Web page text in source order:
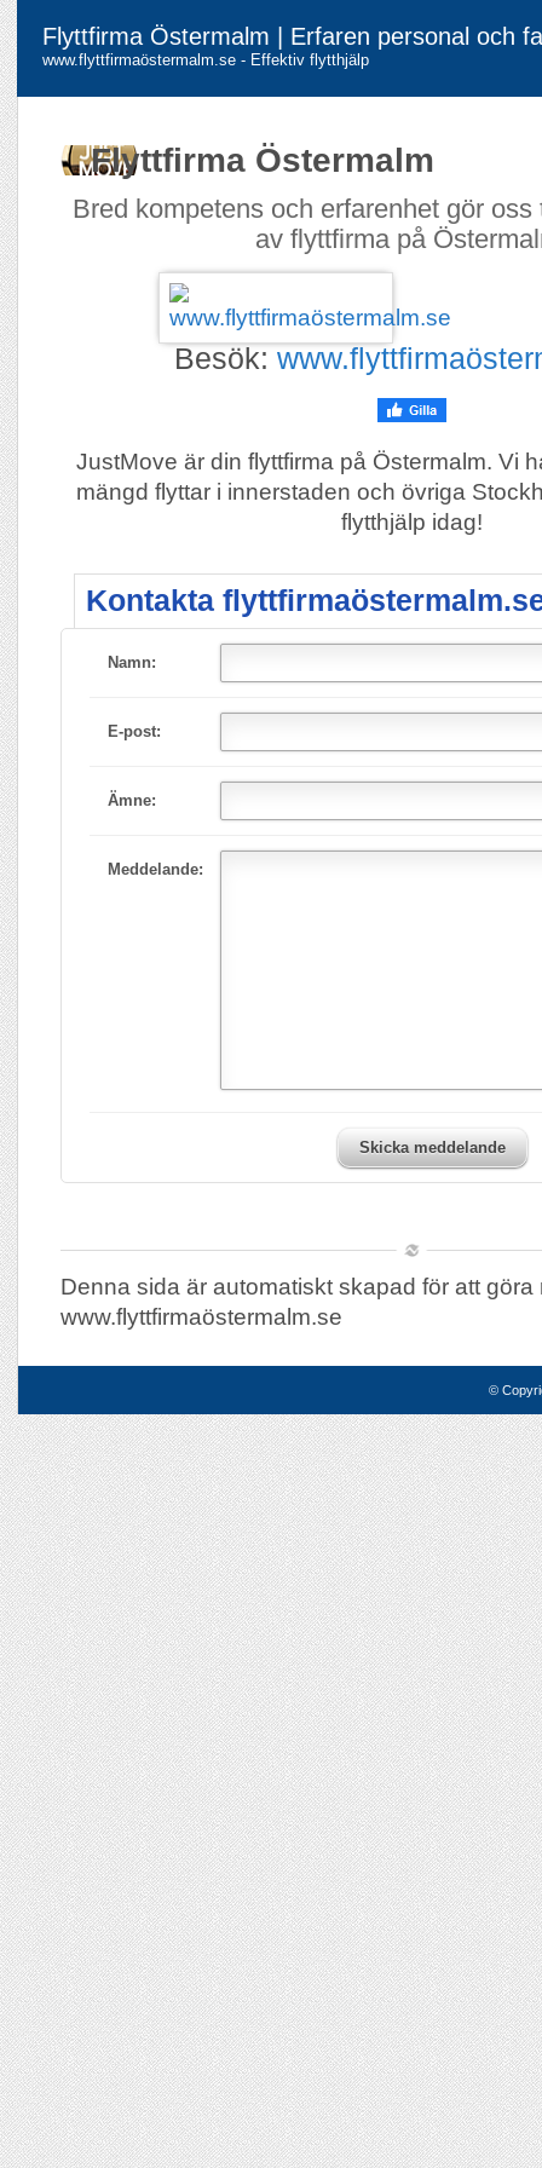
Flyttfirma Östermalm | Erfaren personal och
www.flyttfirmaöstermalm.se - Effektiv flytthjälp
Flyttfirma Östermalm
Bred kompetens och erfarenhet gör
av flyttfirma på
Besök:
JustMove är din flyttfirma på Östermalm. Vi
mängd flyttar i innerstaden och övriga
flytthjälp idag!
Kontakta
Namn:
E-post:
Ämne:
Meddelande:
Skicka meddelande
Denna sida är automatiskt skapad för att göra
www.flyttfirmaöstermalm.se
©